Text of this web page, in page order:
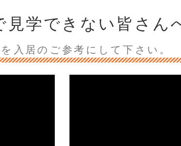
見学できない皆さん
入居のご参考にして下さい。